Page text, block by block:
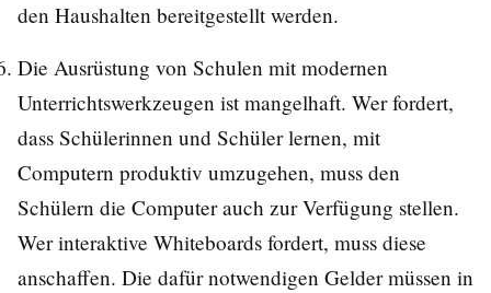
den Haushalten bereitgestellt werden.
Die Ausrüstung von Schulen mit modernen
Unterrichtswerkzeugen ist mangelhaft. Wer fordert,
dass Schülerinnen und Schüler lernen, mit
Computern produktiv umzugehen, muss den
Schülern die Computer auch zur Verfügung stellen.
Wer interaktive Whiteboards fordert, muss diese
anschaffen. Die dafür notwendigen Gelder müssen in